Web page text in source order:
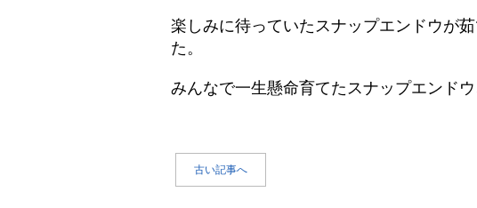
楽しみに待っていたスナップエンドウが
た。
みんなで一生懸命育てたスナップエンド
古い記事へ